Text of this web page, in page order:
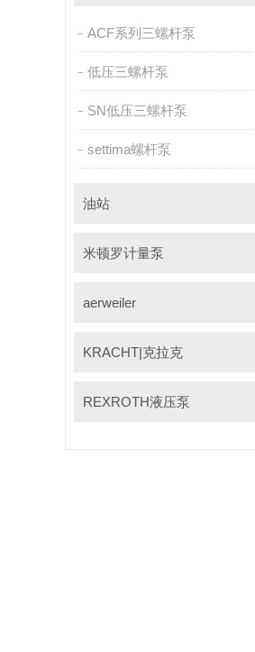
ACF系列三螺杆泵
低压三螺杆泵
SN低压三螺杆泵
settima螺杆泵
油站
米顿罗计量泵
aerweiler
KRACHT|克拉克
REXROTH液压泵